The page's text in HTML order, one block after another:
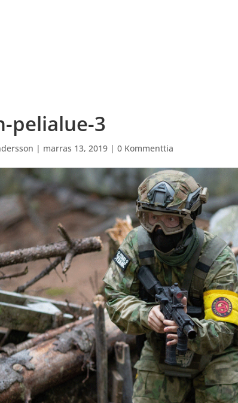
pelialue-3
| marras 13, 2019 |0 Kommenttia